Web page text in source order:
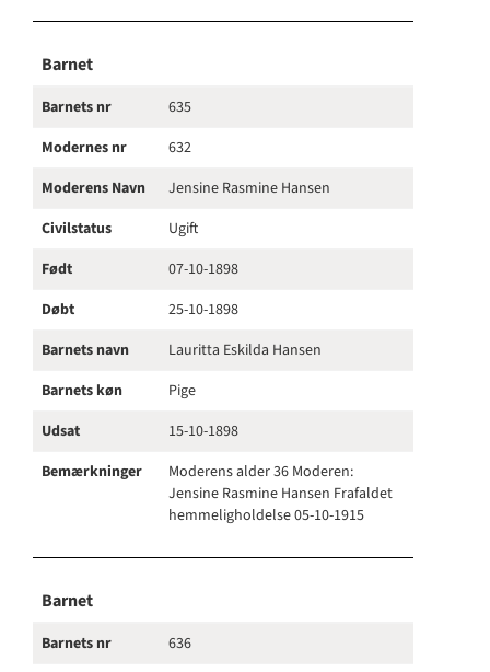
Barnet
Barnets nr
635
Modernes nr
632
Moderens Navn
Jensine Rasmine Hansen
Civilstatus
Ugift
Født
07-10-1898
Døbt
25-10-1898
Barnets navn
Lauritta Eskilda Hansen
Barnets køn
Pige
Udsat
15-10-1898
Bemærkninger
Moderens alder 36 Moderen:
Jensine Rasmine Hansen Frafaldet
hemmeligholdelse 05-10-1915
Barnet
Barnets nr
636